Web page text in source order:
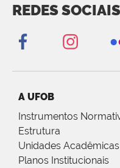
REDES SOCIAIS
A UFOB
Instrumentos
Estrutura
Unidades Acadêmicas
Planos Institucionais